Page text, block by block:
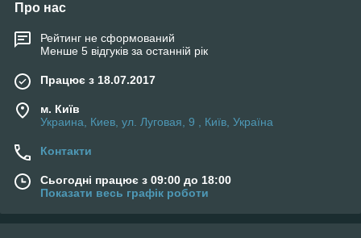
Про нас
Рейтинг не сформований
Менше 5 відгуків за останній рік
Працює з 18.07.2017
м. Київ
Украина, Киев, ул. Луговая, 9 , Київ, Україна
Контакти
Сьогодні працює з 09:00 до 18:00
Показати весь графік роботи